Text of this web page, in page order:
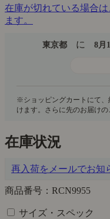
在庫が切れている場合
ます。
東京都 に 8月
在庫状況
再入荷をメールでお知
商品番号：RCN9955
サイズ・スペック